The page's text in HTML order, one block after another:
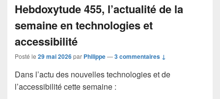
Hebdoxytude 455, l’actualité de la
semaine en technologies et
accessibilité
Posté le 29 mai 2026par Philippe—3 commentaires ↓
Dans l’actu des nouvelles technologies et de
l’accessibilité cette semaine :